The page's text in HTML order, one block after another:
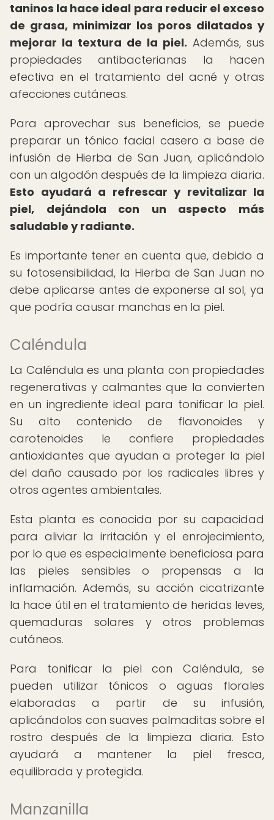
taninos la hace ideal para reducir el exceso
de grasa, minimizar los poros dilatados y
mejorar la textura de la piel. Además, sus
propiedades antibacterianas la hacen
efectiva en el tratamiento del acné y otras
afecciones cutáneas.
Para aprovechar sus beneficios, se puede
preparar un tónico facial casero a base de
infusión de Hierba de San Juan, aplicándolo
con un algodón después de la limpieza diaria.
Esto ayudará a refrescar y revitalizar la
piel, dejándola con un aspecto más
saludable y radiante.
Es importante tener en cuenta que, debido a
su fotosensibilidad, la Hierba de San Juan no
debe aplicarse antes de exponerse al sol, ya
que podría causar manchas en la piel.
Caléndula
La Caléndula es una planta con propiedades
regenerativas y calmantes que la convierten
en un ingrediente ideal para tonificar la piel.
Su alto contenido de flavonoides y
carotenoides le confiere propiedades
antioxidantes que ayudan a proteger la piel
del daño causado por los radicales libres y
otros agentes ambientales.
Esta planta es conocida por su capacidad
para aliviar la irritación y el enrojecimiento,
por lo que es especialmente beneficiosa para
las pieles sensibles o propensas a la
inflamación. Además, su acción cicatrizante
la hace útil en el tratamiento de heridas leves,
quemaduras solares y otros problemas
cutáneos.
Para tonificar la piel con Caléndula, se
pueden utilizar tónicos o aguas florales
elaboradas a partir de su infusión,
aplicándolos con suaves palmaditas sobre el
rostro después de la limpieza diaria. Esto
ayudará a mantener la piel fresca,
equilibrada y protegida.
Manzanilla